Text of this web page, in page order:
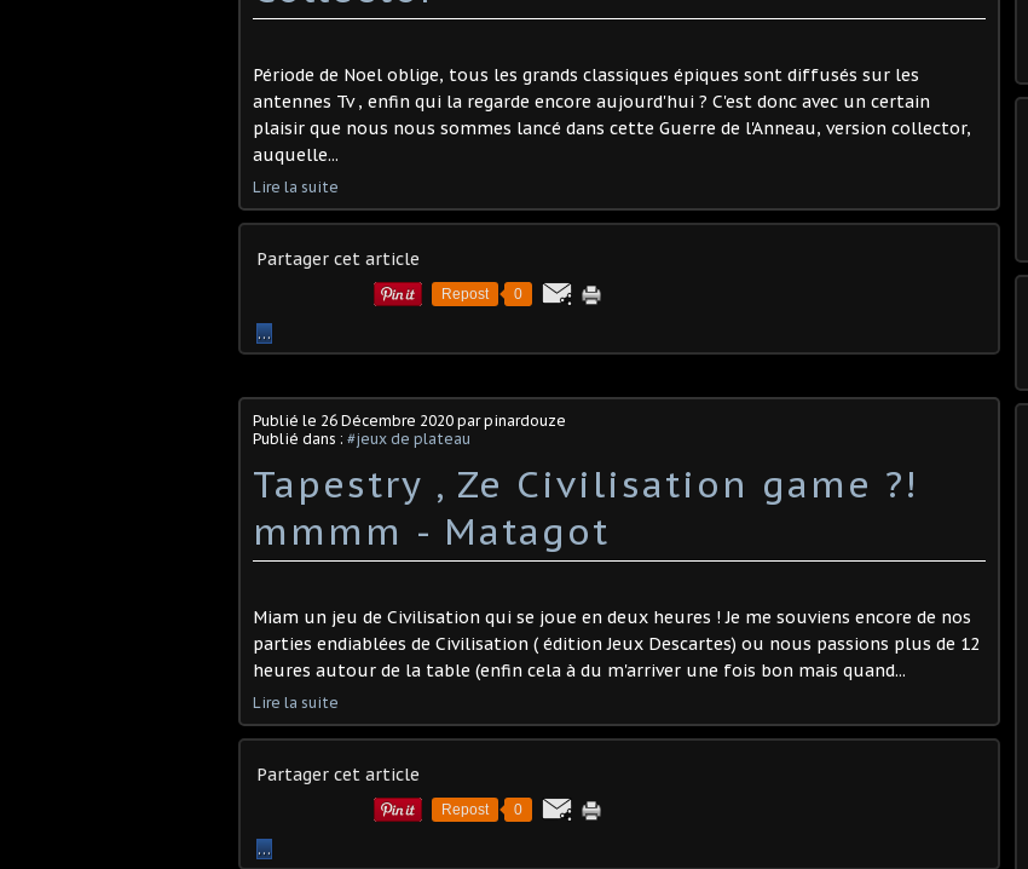
Période de Noel oblige, tous les grands classiques épiques sont diffusés sur les
antennes Tv , enfin qui la regarde encore aujourd'hui ? C'est donc avec un certain
plaisir que nous nous sommes lancé dans cette Guerre de l'Anneau, version collector,
auquelle...
Lire la suite
Partager cet article
Repost 0
…
Publié le 26 Décembre 2020 par pinardouze
Publié dans : #jeux de plateau
Tapestry , Ze Civilisation game ?!
mmmm - Matagot
Miam un jeu de Civilisation qui se joue en deux heures ! Je me souviens encore de nos
parties endiablées de Civilisation ( édition Jeux Descartes) ou nous passions plus de 12
heures autour de la table (enfin cela à du m'arriver une fois bon mais quand...
Lire la suite
Partager cet article
Repost 0
…